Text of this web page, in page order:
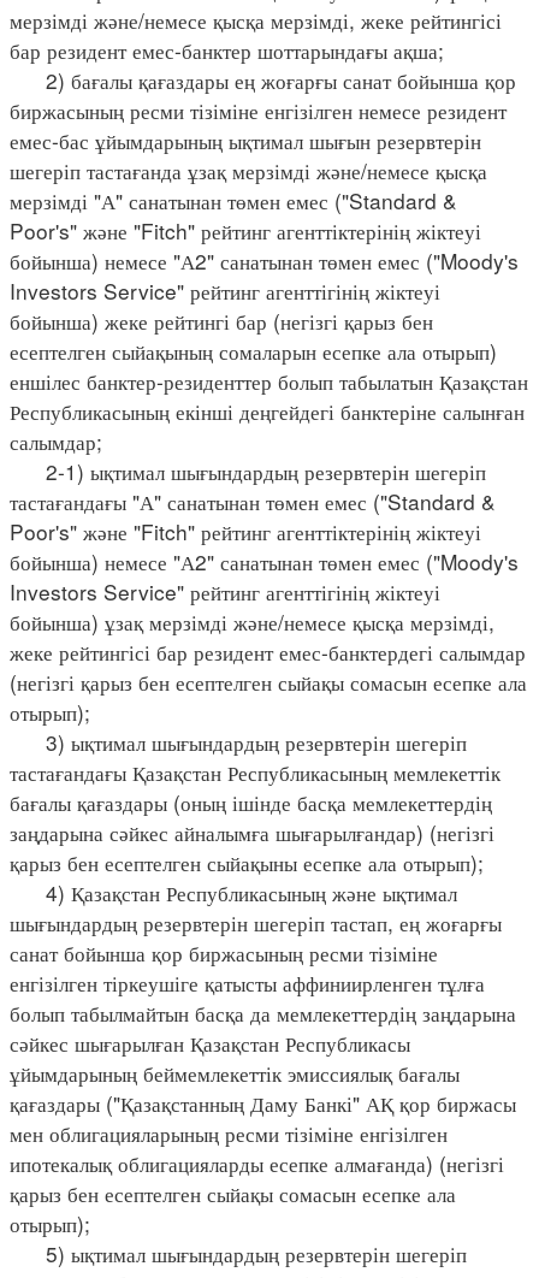
мерзімді және/немесе қысқа мерзімді, жеке рейтингісі
бар резидент емес-банктер шоттарындағы ақша;
2) бағалы қағаздары ең жоғарғы санат бойынша қор
биржасының ресми тізіміне енгізілген немесе резидент
емес-бас ұйымдарының ықтимал шығын резервтерін
шегеріп тастағанда ұзақ мерзімді және/немесе қысқа
мерзімді "А" санатынан төмен емес ("Standard &
Poor's" және "Fitch" рейтинг агенттіктерінің жіктеуі
бойынша) немесе "А2" санатынан төмен емес ("Moody's
Investors Service" рейтинг агенттігінің жіктеуі
бойынша) жеке рейтингі бар (негізгі қарыз бен
есептелген сыйақының сомаларын есепке ала отырып)
еншілес банктер-резиденттер болып табылатын Қазақстан
Республикасының екінші деңгейдегі банктеріне салынған
салымдар;
2-1) ықтимал шығындардың резервтерін шегеріп
тастағандағы "А" санатынан төмен емес ("Standard &
Poor's" және "Fitch" рейтинг агенттіктерінің жіктеуі
бойынша) немесе "А2" санатынан төмен емес ("Moody's
Investors Service" рейтинг агенттігінің жіктеуі
бойынша) ұзақ мерзімді және/немесе қысқа мерзімді,
жеке рейтингісі бар резидент емес-банктердегі салымдар
(негізгі қарыз бен есептелген сыйақы сомасын есепке ала
отырып);
3) ықтимал шығындардың резервтерін шегеріп
тастағандағы Қазақстан Республикасының мемлекеттік
бағалы қағаздары (оның ішінде басқа мемлекеттердің
заңдарына сәйкес айналымға шығарылғандар) (негізгі
қарыз бен есептелген сыйақыны есепке ала отырып);
4) Қазақстан Республикасының және ықтимал
шығындардың резервтерін шегеріп тастап, ең жоғарғы
санат бойынша қор биржасының ресми тізіміне
енгізілген тіркеушіге қатысты аффиниирленген тұлға
болып табылмайтын басқа да мемлекеттердің заңдарына
сәйкес шығарылған Қазақстан Республикасы
ұйымдарының беймемлекеттік эмиссиялық бағалы
қағаздары ("Қазақстанның Даму Банкі" АҚ қор биржасы
мен облигацияларының ресми тізіміне енгізілген
ипотекалық облигацияларды есепке алмағанда) (негізгі
қарыз бен есептелген сыйақы сомасын есепке ала
отырып);
5) ықтимал шығындардың резервтерін шегеріп